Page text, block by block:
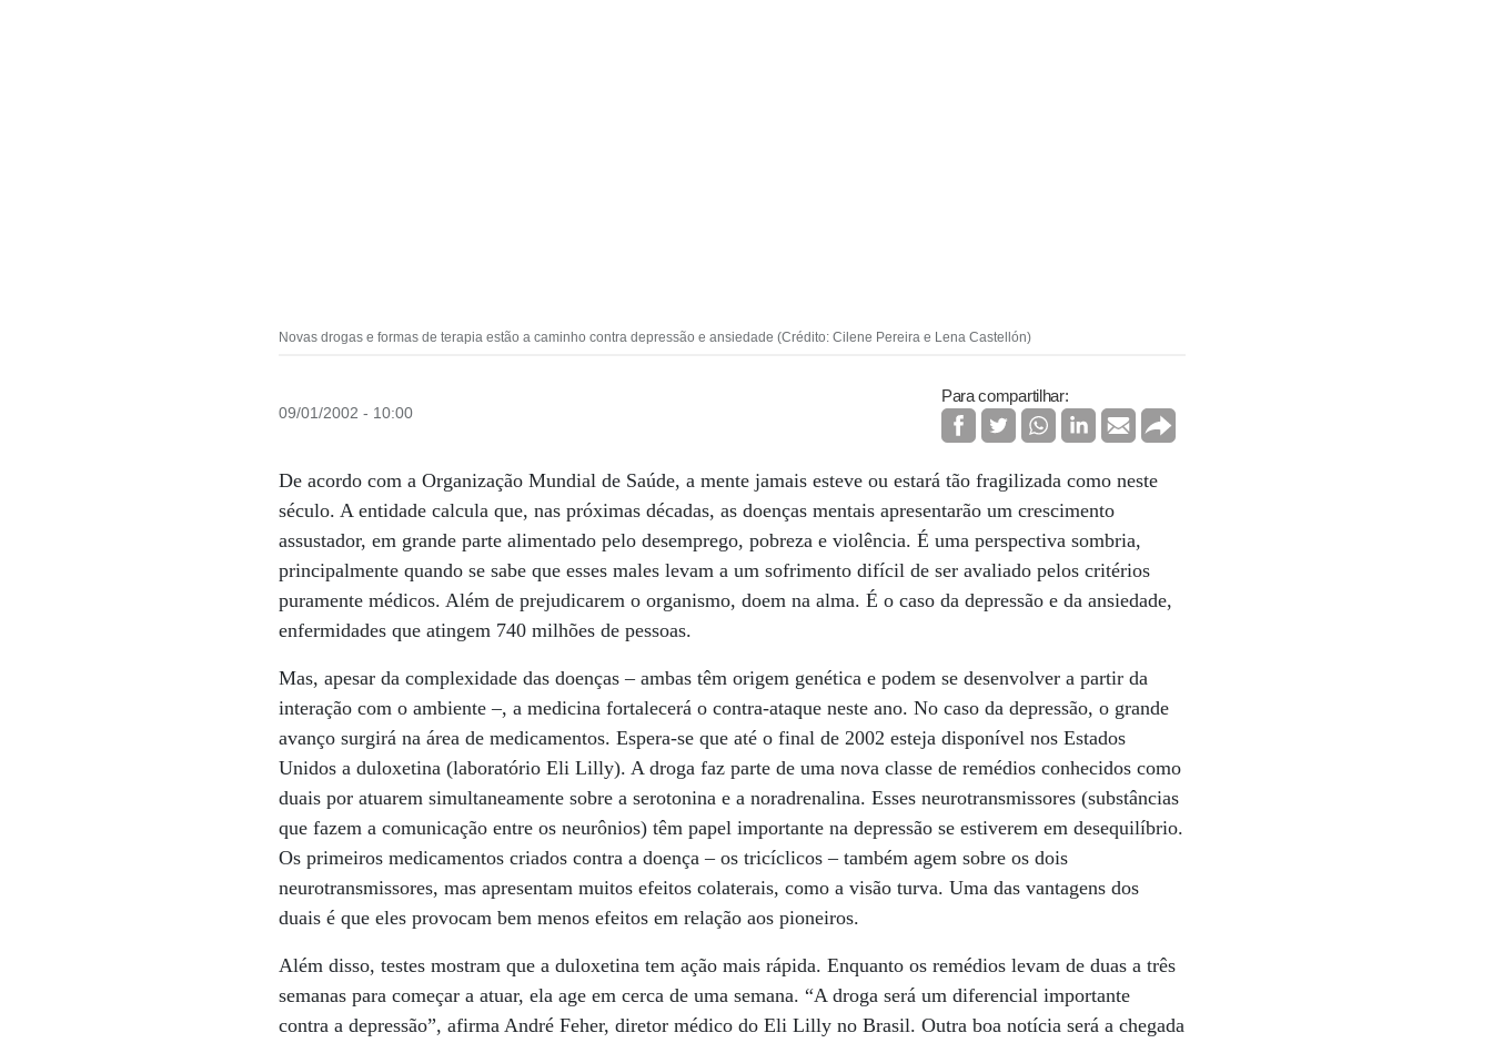
Novas drogas e formas de terapia estão a caminho contra depressão e ansiedade (Crédito: Cilene Pereira e Lena Castellón)
09/01/2002 - 10:00
Para compartilhar:
De acordo com a Organização Mundial de Saúde, a mente jamais esteve ou estará tão fragilizada como neste
século. A entidade calcula que, nas próximas décadas, as doenças mentais apresentarão um crescimento
assustador, em grande parte alimentado pelo desemprego, pobreza e violência. É uma perspectiva sombria,
principalmente quando se sabe que esses males levam a um sofrimento difícil de ser avaliado pelos critérios
puramente médicos. Além de prejudicarem o organismo, doem na alma. É o caso da depressão e da ansiedade,
enfermidades que atingem 740 milhões de pessoas.
Mas, apesar da complexidade das doenças – ambas têm origem genética e podem se desenvolver a partir da
interação com o ambiente –, a medicina fortalecerá o contra-ataque neste ano. No caso da depressão, o grande
avanço surgirá na área de medicamentos. Espera-se que até o final de 2002 esteja disponível nos Estados
Unidos a duloxetina (laboratório Eli Lilly). A droga faz parte de uma nova classe de remédios conhecidos como
duais por atuarem simultaneamente sobre a serotonina e a noradrenalina. Esses neurotransmissores (substâncias
que fazem a comunicação entre os neurônios) têm papel importante na depressão se estiverem em desequilíbrio.
Os primeiros medicamentos criados contra a doença – os tricíclicos – também agem sobre os dois
neurotransmissores, mas apresentam muitos efeitos colaterais, como a visão turva. Uma das vantagens dos
duais é que eles provocam bem menos efeitos em relação aos pioneiros.
Além disso, testes mostram que a duloxetina tem ação mais rápida. Enquanto os remédios levam de duas a três
semanas para começar a atuar, ela age em cerca de uma semana. “A droga será um diferencial importante
contra a depressão”, afirma André Feher, diretor médico do Eli Lilly no Brasil. Outra boa notícia será a chegada